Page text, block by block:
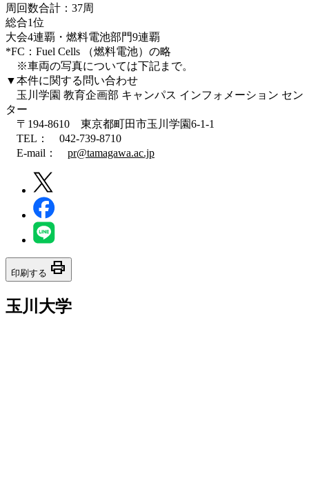
周回数合計：37周
総合1位
大会4連覇・燃料電池部門9連覇
*FC：Fuel Cells （燃料電池）の略
※車両の写真については下記まで。
▼本件に関する問い合わせ
玉川学園 教育企画部 キャンパス インフォメーション セン
ター
〒194‐8610 東京都町田市玉川学園6-1-1
TEL： 042-739-8710
E-mail： pr@tamagawa.ac.jp
印刷する print
玉川大学